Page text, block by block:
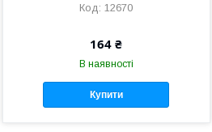
12670
164 ₴
В наявності
Купити